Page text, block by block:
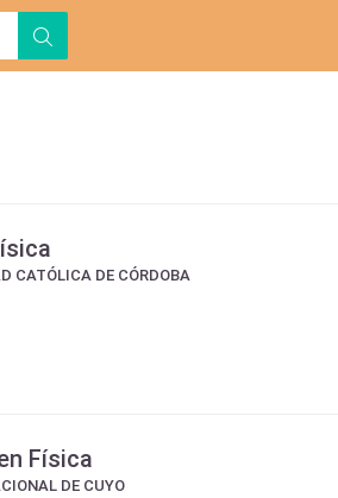
CATÓLICA DE CÓRDOBA
Física
DE CUYO